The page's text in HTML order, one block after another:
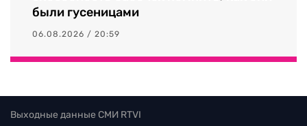
были гусеницами
06.08.2026 / 20:59
Выходные данные СМИ RTVI